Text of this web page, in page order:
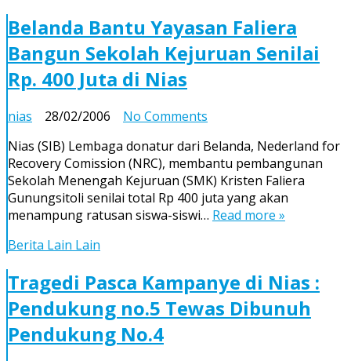
Pasang
Balon
Bupati/Wakil
Belanda Bantu Yayasan Faliera
Bangun Sekolah Kejuruan Senilai
Rp. 400 Juta di Nias
nias 28/02/2006 No Comments
Bantu
Yayasan
Faliera
Bangun
Sekolah
400
Juta
di
Nias (SIB) Lembaga donatur dari Belanda, Nederland for
Recovery Comission (NRC), membantu pembangunan
Sekolah Menengah Kejuruan (SMK) Kristen Faliera
Gunungsitoli senilai total Rp 400 juta yang akan
menampung ratusan siswa-siswi… Read more »
Berita Lain Lain
Tragedi Pasca Kampanye di Nias :
Pendukung no.5 Tewas Dibunuh
Pendukung No.4